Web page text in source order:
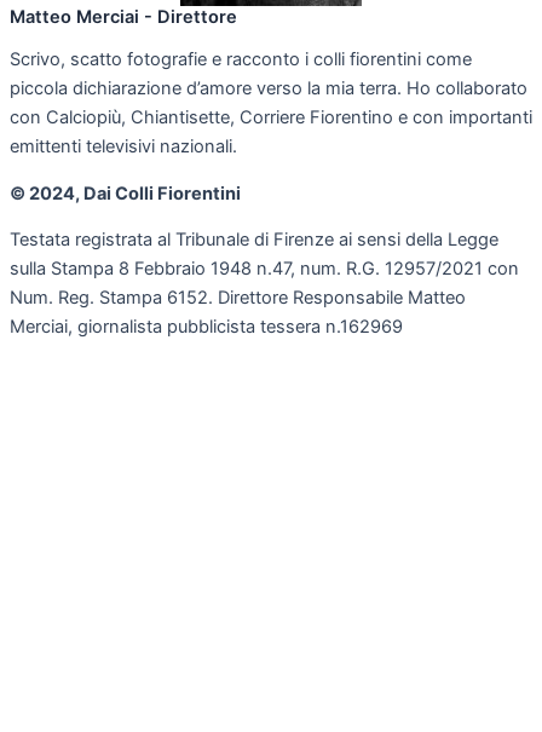
Matteo Merciai - Direttore
Scrivo, scatto fotografie e racconto i colli fiorentini come
piccola dichiarazione d’amore verso la mia terra. Ho collaborato
con Calciopiù, Chiantisette, Corriere Fiorentino e con importanti
emittenti televisivi nazionali.
© 2024, Dai Colli Fiorentini
Testata registrata al Tribunale di Firenze ai sensi della Legge
sulla Stampa 8 Febbraio 1948 n.47, num. R.G. 12957/2021 con
Num. Reg. Stampa 6152. Direttore Responsabile Matteo
Merciai, giornalista pubblicista tessera n.162969